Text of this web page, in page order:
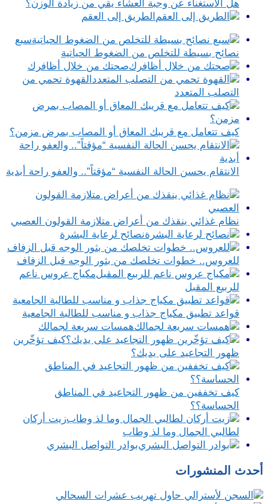
هل الاستغناء عن وجبة العشاء يقي من زيادة الوزن؟
الطريق إلى العقم
سبع
نصائح بسيطة للتخلص من الضغوط الحياتية
صحتك من خلال أظافرك
القهوة تحمي من
التصلب المتعدد
كيف تتعامل مع قريبك المعاق أو المصاب بمرض مزمن؟
الانتقام يحسن الحالة النفسية “مؤقتاً”.. والعفو راحة أبدية
نظام غذائي ينقذك من أعراض متلازمة القولون العصبي
نصائح لرعاية البشرة
للعروس.. خطوات تخلصك من بثور الوجه قبل الزفاف
مكياج عروس ناعم
للربيع المقبل
قواعد تطبيق مكياج جذاب و مناسب للطالبة الجامعية
همسات سريعة لجمالك
كيف تؤخّرين
ظهور التجاعيد على يديك؟
كيف تخففين من ظهور التجاعيد في المناطق
الحساسة؟؟
زيت أركان
لطالبي الجمال وما لذ وطاب
بوادر التواصل البشري
أحدث المنشورات